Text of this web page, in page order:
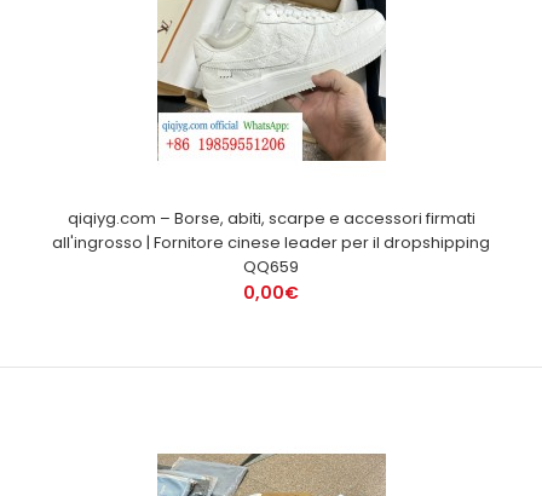
qiqiyg.com – Borse, abiti, scarpe e accessori firmati
all'ingrosso | Fornitore cinese leader per il dropshipping
QQ659
0,00€